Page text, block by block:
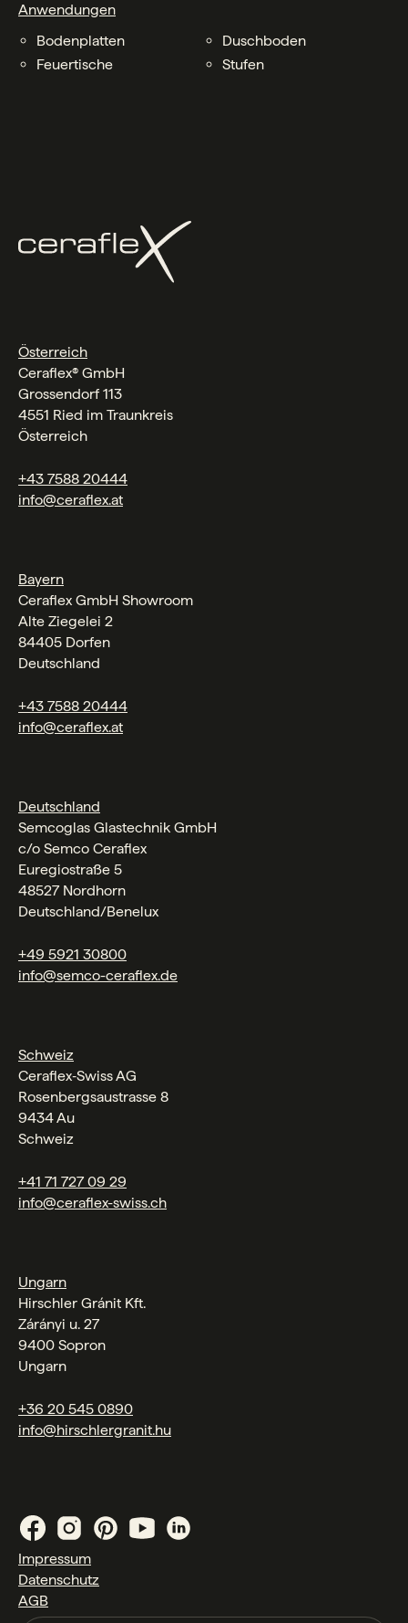
Anwendungen
Bodenplatten
Duschboden
Feuertische
Stufen
Österreich
Ceraflex® GmbH
Grossendorf 113
4551 Ried im Traunkreis
Österreich
+43 7588 20444
info@ceraflex.at
Bayern
Ceraflex GmbH Showroom
Alte Ziegelei 2
84405 Dorfen
Deutschland
+43 7588 20444
info@ceraflex.at
Deutschland
Semcoglas Glastechnik GmbH
c/o Semco Ceraflex
Euregiostraße 5
48527 Nordhorn
Deutschland/Benelux
+49 5921 30800
info@semco-ceraflex.de
Schweiz
Ceraflex‑Swiss AG
Rosenbergsaustrasse 8
9434 Au
Schweiz
+41 71 727 09 29
info@ceraflex-swiss.ch
Ungarn
Hirschler Gránit Kft.
Zárányi u. 27
9400 Sopron
Ungarn
+36 20 545 0890
info@hirschlergranit.hu
Impressum
Datenschutz
AGB